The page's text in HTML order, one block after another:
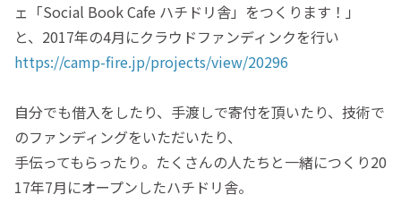
ェ「Social Book Cafe ハチドリ舎」をつくります！」
と、2017年の4月にクラウドファンディンクを行い
https://camp-fire.jp/projects/view/20296
自分でも借入をしたり、手渡しで寄付を頂いたり、技術で
のファンディングをいただいたり、
手伝ってもらったり。たくさんの人たちと一緒につくり20
17年7月にオープンしたハチドリ舎。